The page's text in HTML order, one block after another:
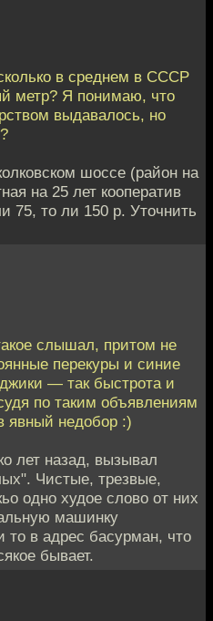
в среднем в СССР
метр? Я понимаю, что
выдавалось, но
шоссе (район на
на 25 лет кооператив
75, то ли 150 р. Уточнить
слышал, притом не
перекуры и синие
— так быстрота и
по таким объявлениям
явный недобор :)
лет назад, вызывал
Чистые, трезвые,
одно худое слово от них
машинку
то в адрес басурман, что
бывает.